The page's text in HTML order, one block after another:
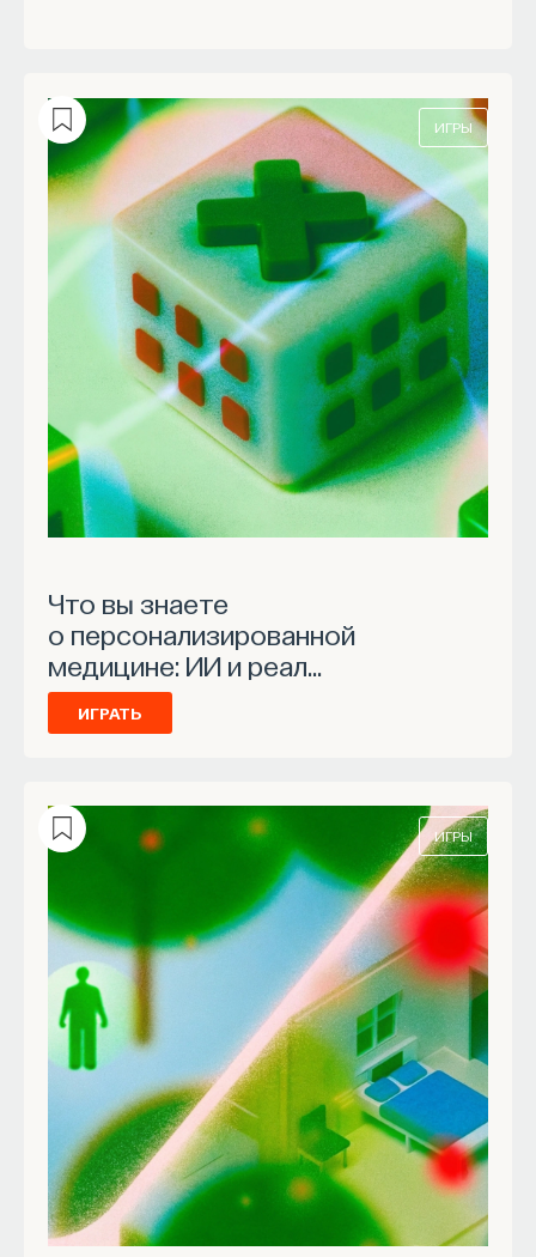
ИГРЫ
Что вы знаете
о персонализированной
медицине: ИИ и реал…
ИГРАТЬ
ИГРЫ